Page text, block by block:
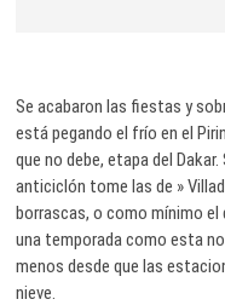
Se acabaron las fiestas y
está pegando el frío en el
que no debe, etapa del
anticiclón tome las de »
borrascas, o como mínimo
una temporada como esta
menos desde que las
nieve.